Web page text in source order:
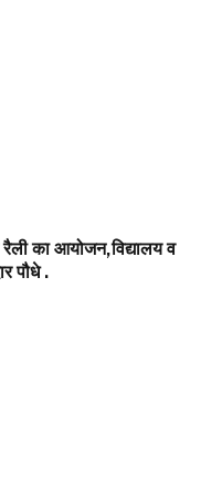
का आयोजन,विद्यालय व
पौधे .